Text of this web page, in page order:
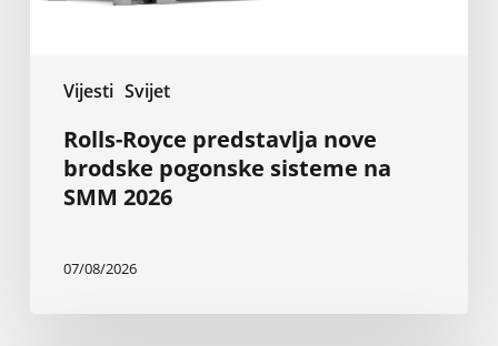
Vijesti Svijet
Rolls-Royce predstavlja nove
brodske pogonske sisteme na
SMM 2026
07/08/2026